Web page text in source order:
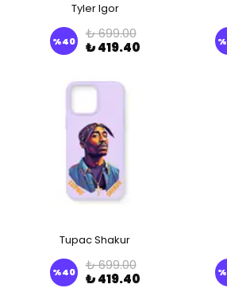
Tyler Igor
%40
₺ 699.00
₺ 419.40
%
Tupac Shakur
%40
₺ 699.00
₺ 419.40
%